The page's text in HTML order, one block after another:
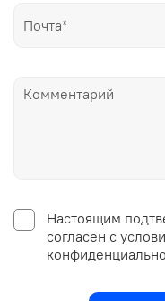
Настоящим
согласен с